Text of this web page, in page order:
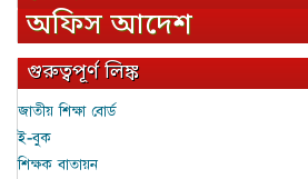
অফিস আদেশ
গুরুত্বপূর্ণ লিঙ্ক
জাতীয় শিক্ষা বোর্ড
ই-বুক
শিক্ষক বাতায়ন